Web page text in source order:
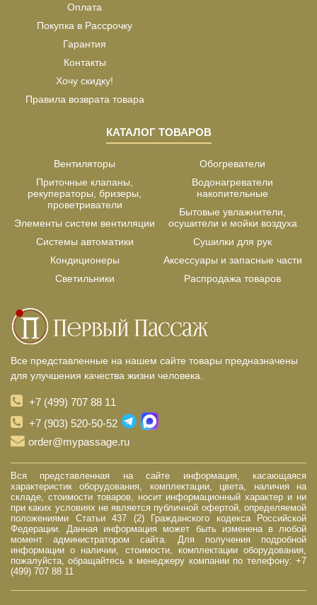
Оплата
Покупка в Рассрочку
Гарантия
Контакты
Хочу скидку!
Правила возврата товара
КАТАЛОГ ТОВАРОВ
Вентиляторы
Приточные клапаны,
рекуператоры, бризеры,
проветриватели
Элементы систем вентиляции
Системы автоматики
Кондиционеры
Светильники
Обогреватели
Водонагреватели
накопительные
Бытовые увлажнители,
осушители и мойки воздуха
Сушилки для рук
Аксессуары и запасные части
Распродажа товаров
Все представленные на нашем сайте товары предназначены
для улучшения качества жизни человека.
+7 (499) 707 88 11
+7 (903) 520-50-52
order@mypassage.ru
Вся представленная на сайте информация, касающаяся
характеристик оборудования, комплектации, цвета, наличия на
складе, стоимости товаров, носит информационный характер и ни
при каких условиях не является публичной офертой, определяемой
положениями Статьи 437 (2) Гражданского кодекса Российской
Федерации. Данная информация может быть изменена в любой
момент администратором сайта. Для получения подробной
информации о наличии, стоимости, комплектации оборудования,
пожалуйста, обращайтесь к менеджеру компании по телефону: +7
(499) 707 88 11